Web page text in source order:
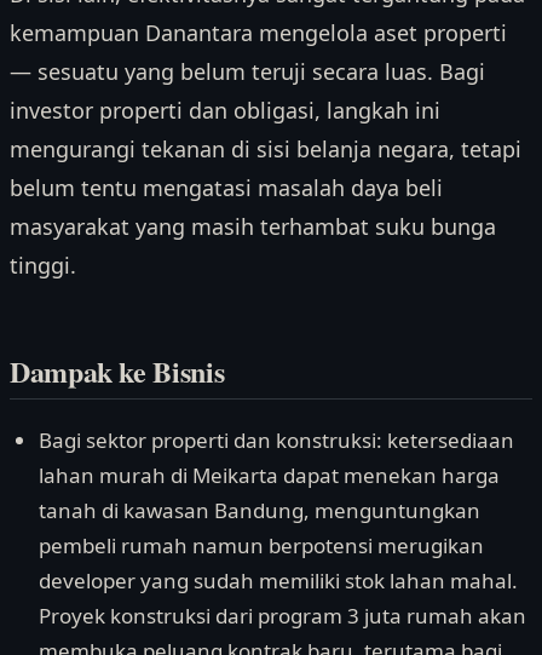
kemampuan Danantara mengelola aset properti
— sesuatu yang belum teruji secara luas. Bagi
investor properti dan obligasi, langkah ini
mengurangi tekanan di sisi belanja negara, tetapi
belum tentu mengatasi masalah daya beli
masyarakat yang masih terhambat suku bunga
tinggi.
Dampak ke Bisnis
Bagi sektor properti dan konstruksi: ketersediaan
lahan murah di Meikarta dapat menekan harga
tanah di kawasan Bandung, menguntungkan
pembeli rumah namun berpotensi merugikan
developer yang sudah memiliki stok lahan mahal.
Proyek konstruksi dari program 3 juta rumah akan